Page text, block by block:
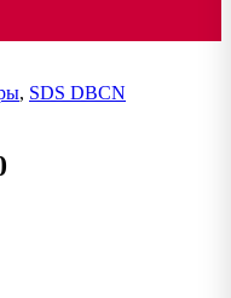
, SDS DBCN